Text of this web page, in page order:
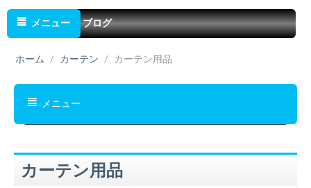
メニュー ブログ
ホーム / カーテン / カーテン用品
メニュー
カーテン用品